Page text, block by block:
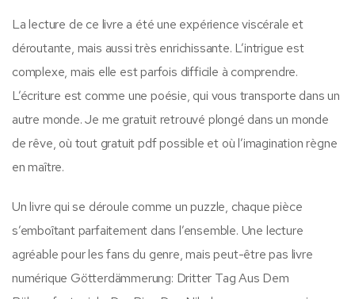
La lecture de ce livre a été une expérience viscérale et
déroutante, mais aussi très enrichissante. L’intrigue est
complexe, mais elle est parfois difficile à comprendre.
L’écriture est comme une poésie, qui vous transporte dans un
autre monde. Je me gratuit retrouvé plongé dans un monde
de rêve, où tout gratuit pdf possible et où l’imagination règne
en maître.
Un livre qui se déroule comme un puzzle, chaque pièce
s’emboîtant parfaitement dans l’ensemble. Une lecture
agréable pour les fans du genre, mais peut-être pas livre
numérique Götterdämmerung: Dritter Tag Aus Dem